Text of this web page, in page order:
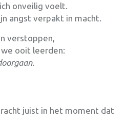
onveilig voelt.
angst verpakt in macht.
verstoppen,
ooit leerden:
juist in het moment dat